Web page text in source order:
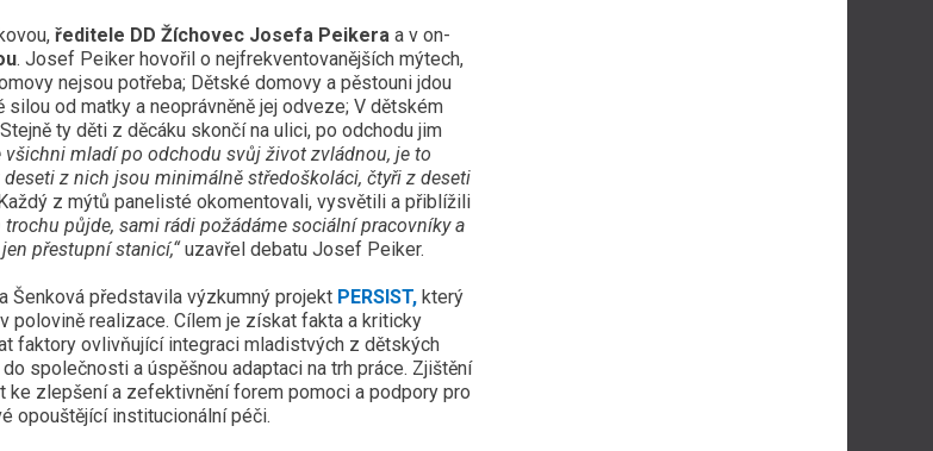
ředitele DD Žíchovec Josefa Peikera a v on-
. Josef Peiker hovořil o nejfrekventovanějších mýtech,
nejsou potřeba; Dětské domovy a pěstouni jdou
od matky a neoprávněně jej odveze; V dětském
ty děti z děcáku skončí na ulici, po odchodu jim
všichni mladí po odchodu svůj život zvládnou, je to
z nich jsou minimálně středoškoláci, čtyři z deseti
z mýtů panelisté okomentovali, vysvětili a přiblížili
půjde, sami rádi požádáme sociální pracovníky a
přestupní stanicí,“uzavřel debatu Josef Peiker.
Šenková představila výzkumný projekt PERSIST, který
polovině realizace. Cílem je získat fakta a kriticky
faktory ovlivňující integraci mladistvých z dětských
společnosti a úspěšnou adaptaci na trh práce. Zjištění
ke zlepšení a zefektivnění forem pomoci a podpory pro
opouštějící institucionální péči.